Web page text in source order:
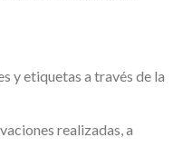
y etiquetas a través de la
realizadas, a